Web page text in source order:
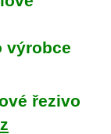
výrobce
řezivo